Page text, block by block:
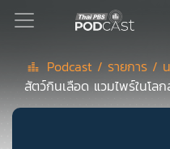
Podcast
Podcast / รายการ /
สัตว์กินเลือด แวมไพร์ในโล